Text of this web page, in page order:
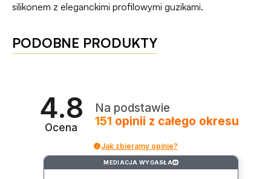
silikonem z eleganckimi profilowymi guzikami.
PODOBNE PRODUKTY
4.8
Ocena
Na podstawie
151 opinii z całego okresu
Jak zbieramy opinie?
MEDIACJA WYGASŁA ?